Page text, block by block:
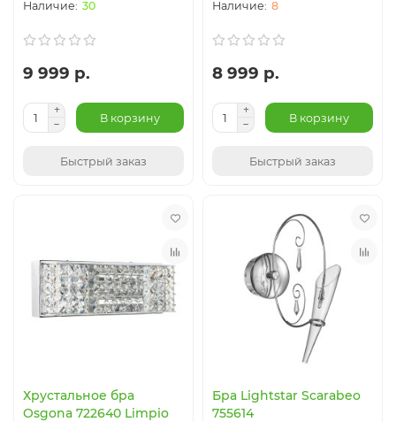
30
9 999 р.
В корзину
Быстрый заказ
8
8 999 р.
В корзину
Быстрый заказ
Хрустальное бра
Osgona 722640 Limpio
Бра Lightstar Scarabeo
755614